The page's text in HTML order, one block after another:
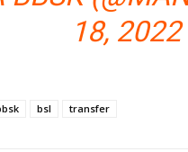
18, 2022
bsl transfer